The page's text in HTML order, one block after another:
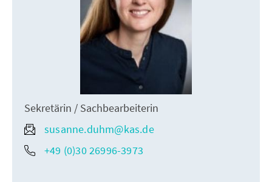
Sekretärin / Sachbearbeiterin
susanne.duhm@kas.de
+49 (0)30 26996-3973